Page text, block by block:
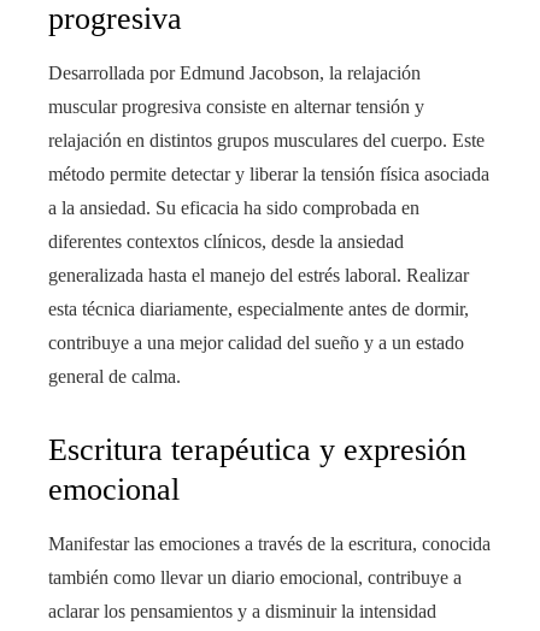
progresiva
Desarrollada por Edmund Jacobson, la relajación
muscular progresiva consiste en alternar tensión y
relajación en distintos grupos musculares del cuerpo. Este
método permite detectar y liberar la tensión física asociada
a la ansiedad. Su eficacia ha sido comprobada en
diferentes contextos clínicos, desde la ansiedad
generalizada hasta el manejo del estrés laboral. Realizar
esta técnica diariamente, especialmente antes de dormir,
contribuye a una mejor calidad del sueño y a un estado
general de calma.
Escritura terapéutica y expresión
emocional
Manifestar las emociones a través de la escritura, conocida
también como llevar un diario emocional, contribuye a
aclarar los pensamientos y a disminuir la intensidad